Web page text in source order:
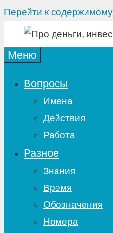
Перейти к содержимому
Меню
Вопросы
Имена
Действия
Работа
Разное
Знания
Время
Обозначения
Номера